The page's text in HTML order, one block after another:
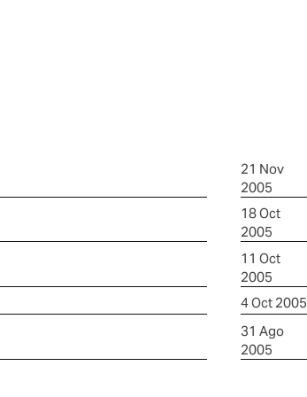
21 Nov
2005
18 Oct
2005
11 Oct
2005
4 Oct 2005
31 Ago
2005